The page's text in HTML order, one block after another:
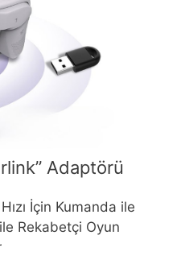
Adaptörü
İçin Kumanda ile
ile Rekabetçi Oyun